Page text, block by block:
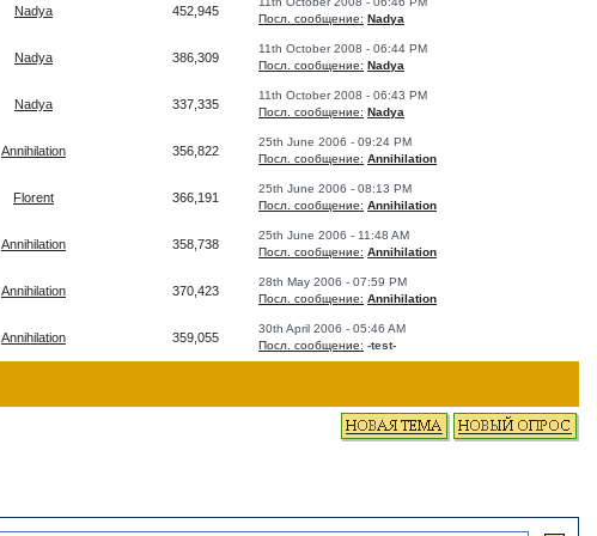
Nadya 452,945
Посл. сообщение: Nadya
Nadya 386,309
11th October 2008 - 06:44 PM
Посл. сообщение: Nadya
Nadya 337,335
11th October 2008 - 06:43 PM
Посл. сообщение: Nadya
Annihilation 356,822
25th June 2006 - 09:24 PM
Посл. сообщение: Annihilation
Florent 366,191
25th June 2006 - 08:13 PM
Посл. сообщение: Annihilation
Annihilation 358,738
25th June 2006 - 11:48 AM
Посл. сообщение: Annihilation
Annihilation 370,423
28th May 2006 - 07:59 PM
Посл. сообщение: Annihilation
Annihilation 359,055
30th April 2006 - 05:46 AM
Посл. сообщение: -test-